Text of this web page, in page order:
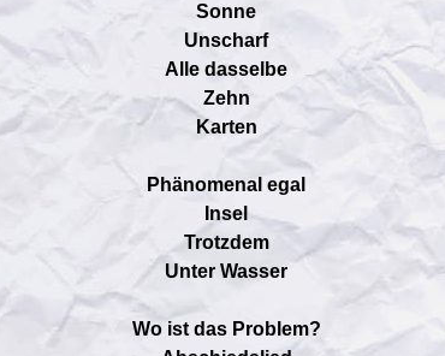
Sonne
Unscharf
Alle dasselbe
Zehn
Karten
Phänomenal egal
Insel
Trotzdem
Unter Wasser
Wo ist das Problem?